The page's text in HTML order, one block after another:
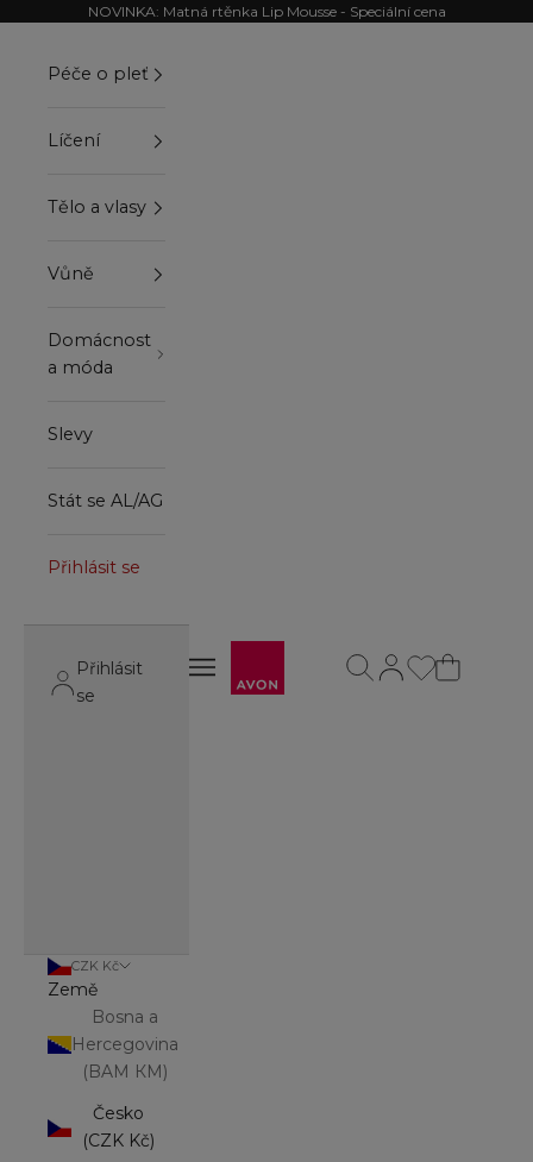
Přejít na obsahNOVINKA: Matná rtěnka Lip Mousse - Speciální cena
Otevřít navigační menu
Otevřít navigační menu
Otevřít stránku
Otevřít vyhledávání
Péče o pleť
Líčení
Tělo a vlasy
Vůně
Domácnost
a móda
Slevy
Stát se AL/AG
Přihlásit se
Přihlásit
se
CZK Kč
Země
Bosna a
Hercegovina
(BAM КМ)
Česko
(CZK Kč)